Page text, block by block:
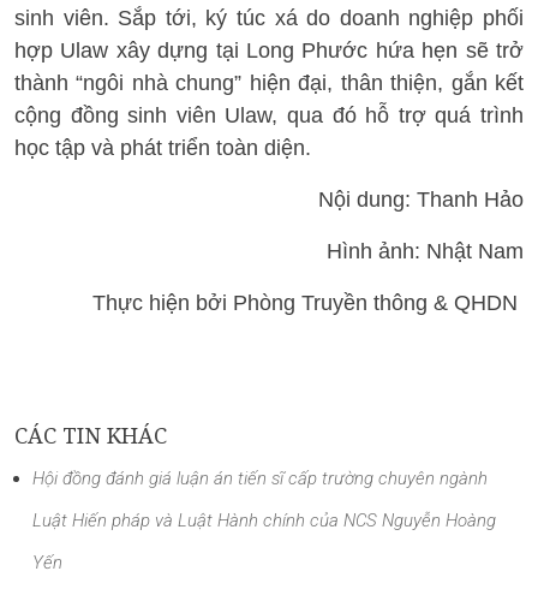
sinh viên. Sắp tới, ký túc xá do doanh nghiệp phối
hợp Ulaw xây dựng tại Long Phước hứa hẹn sẽ trở
thành “ngôi nhà chung” hiện đại, thân thiện, gắn kết
cộng đồng sinh viên Ulaw, qua đó hỗ trợ quá trình
học tập và phát triển toàn diện.
Nội dung: Thanh Hảo
Hình ảnh: Nhật Nam
Thực hiện bởi Phòng Truyền thông & QHDN
CÁC TIN KHÁC
Hội đồng đánh giá luận án tiến sĩ cấp trường chuyên ngành
Luật Hiến pháp và Luật Hành chính của NCS Nguyễn Hoàng
Yến